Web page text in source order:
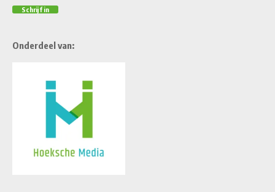
Onderdeel van: